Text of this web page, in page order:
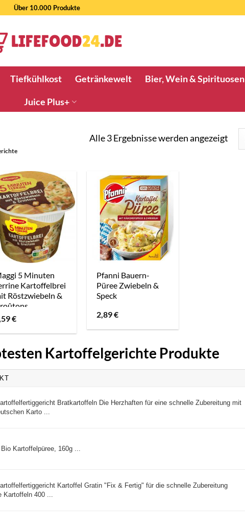
Über 10.000 Produkte
Tiefkühlkost Getränkewelt Bier, Wein & Spirituosen
Juice Plus+
Alle 3 Ergebnisse werden angezeigt
5 Minuten
Kartoffelbrei
Röstzwiebeln &
€
Pfanni Bauern-
Püree Zwiebeln &
Speck
2,89€
Kartoffelgerichte Produkte
Bratkartoffeln Die Herzhaften für eine schnelle Zubereitung mit
Karto ...
Kartoffelpüree, 160g ...
Kartoffel Gratin "Fix & Fertig" für die schnelle Zubereitung
Kartoffeln 400 ...